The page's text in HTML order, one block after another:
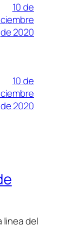
10 de
de 2020
10 de
de 2020
linea del